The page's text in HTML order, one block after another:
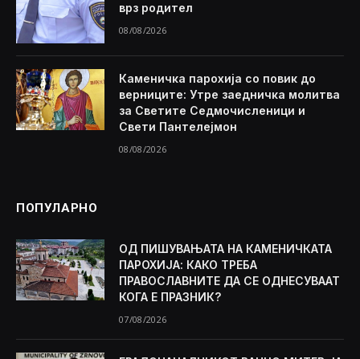
врз родител
08/08/2026
Каменичка парохија со повик до
верниците: Утре заедничка молитва
за Светите Седмочисленици и
Свети Пантелејмон
08/08/2026
ПОПУЛАРНО
ОД ПИШУВАЊАТА НА КАМЕНИЧКАТА
ПАРОХИЈА: КАКО ТРЕБА
ПРАВОСЛАВНИТЕ ДА СЕ ОДНЕСУВААТ
КОГА Е ПРАЗНИК?
07/08/2026